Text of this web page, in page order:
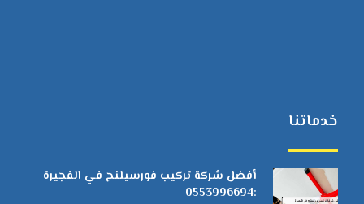
خدماتنا
أفضل شركة تركيب فورسيلنج في الفجيرة
:0553996694